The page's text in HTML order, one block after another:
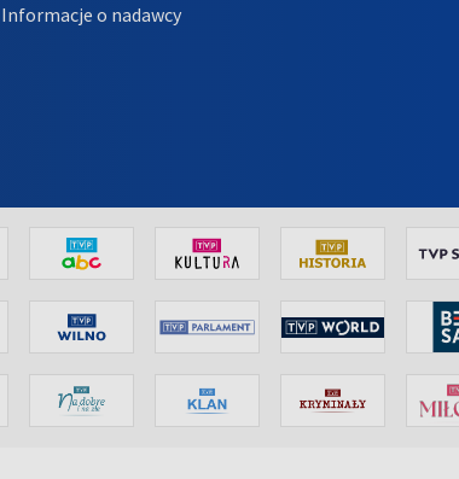
Informacje o nadawcy